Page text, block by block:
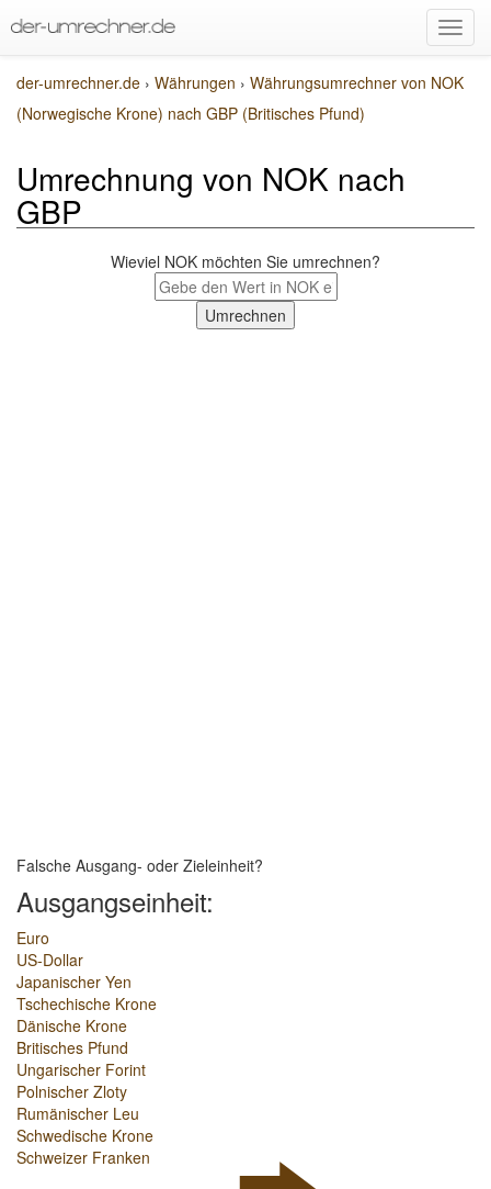
der-umrechner.de › Währungen › Währungsumrechner von NOK
(Norwegische Krone) nach GBP (Britisches Pfund)
Umrechnung von NOK nach
GBP
Wieviel NOK möchten Sie umrechnen?
Falsche Ausgang- oder Zieleinheit?
Ausgangseinheit:
Euro
US-Dollar
Japanischer Yen
Tschechische Krone
Dänische Krone
Britisches Pfund
Ungarischer Forint
Polnischer Zloty
Rumänischer Leu
Schwedische Krone
Schweizer Franken